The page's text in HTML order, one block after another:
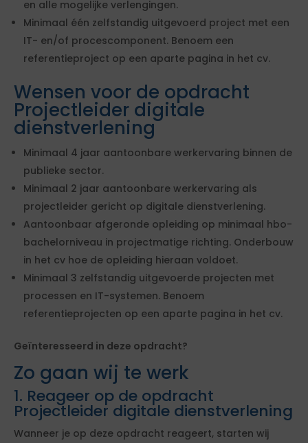
en alle mogelijke verlengingen.
Minimaal één zelfstandig uitgevoerd project met een
IT- en/of procescomponent. Benoem een
referentieproject op een aparte pagina in het cv.
Wensen voor de opdracht
Projectleider digitale
dienstverlening
Minimaal 4 jaar aantoonbare werkervaring binnen de
publieke sector.
Minimaal 2 jaar aantoonbare werkervaring als
projectleider gericht op digitale dienstverlening.
Aantoonbaar afgeronde opleiding op minimaal hbo-
bachelorniveau in projectmatige richting. Onderbouw
in het cv hoe de opleiding hieraan voldoet.
Minimaal 3 zelfstandig uitgevoerde projecten met
processen en IT-systemen. Benoem
referentieprojecten op een aparte pagina in het cv.
Geïnteresseerd in deze opdracht?
Zo gaan wij te werk
1. Reageer op de opdracht
Projectleider digitale dienstverlening
Wanneer je op deze opdracht reageert, starten wij